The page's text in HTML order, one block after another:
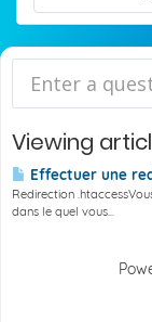
Viewing
Effectuer une
Redirection
dans le quel vous...